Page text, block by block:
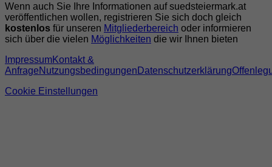
Wenn auch Sie Ihre Informationen auf suedsteiermark.at
veröffentlichen wollen, registrieren Sie sich doch gleich
kostenlos für unseren Mitgliederbereich oder informieren
sich über die vielen Möglichkeiten die wir Ihnen bieten
ImpressumKontakt &
AnfrageNutzungsbedingungen Datenschutzerklärung
Cookie Einstellungen